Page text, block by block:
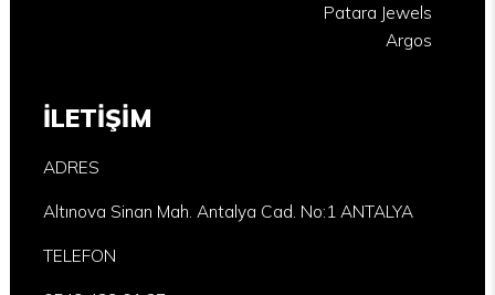
Patara Jewels
Argos
İLETİŞİM
ADRES
Altınova Sinan Mah. Antalya Cad. No:1 ANTALYA
TELEFON